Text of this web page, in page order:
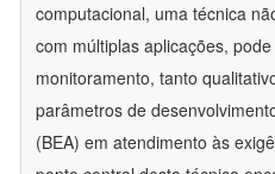
computacional, uma técnica
com múltiplas aplicações,
monitoramento, tanto
parâmetros de
(BEA) em atendimento às